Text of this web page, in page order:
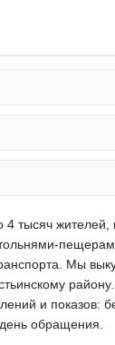
тысяч
Мы
и
обращения.